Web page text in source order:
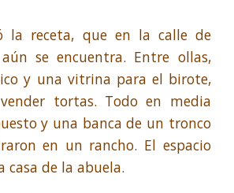
la receta, que en la calle de
se encuentra. Entre ollas,
y una vitrina para el birote,
tortas. Todo en media
y una banca de un tronco
en un rancho. El espacio
casa de la abuela.